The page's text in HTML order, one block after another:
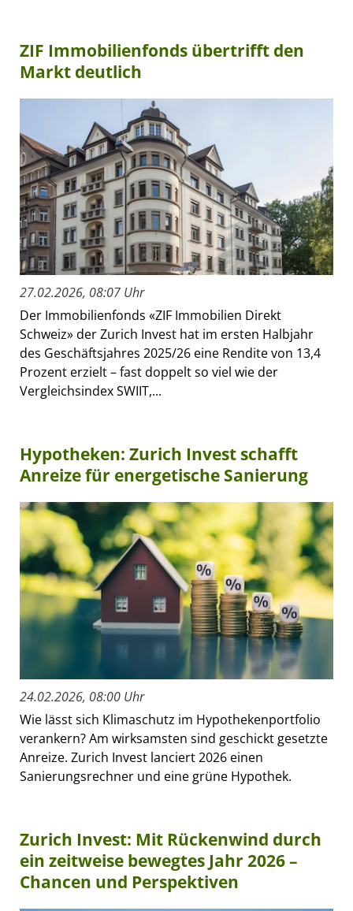
ZIF Immobilienfonds übertrifft den
Markt deutlich
27.02.2026, 08:07 Uhr
Der Immobilienfonds «ZIF Immobilien Direkt
Schweiz» der Zurich Invest hat im ersten Halbjahr
des Geschäftsjahres 2025/26 eine Rendite von 13,4
Prozent erzielt – fast doppelt so viel wie der
Vergleichsindex SWIIT,...
Hypotheken: Zurich Invest schafft
Anreize für energetische Sanierung
24.02.2026, 08:00 Uhr
Wie lässt sich Klimaschutz im Hypothekenportfolio
verankern? Am wirksamsten sind geschickt gesetzte
Anreize. Zurich Invest lanciert 2026 einen
Sanierungsrechner und eine grüne Hypothek.
Zurich Invest: Mit Rückenwind durch
ein zeitweise bewegtes Jahr 2026 –
Chancen und Perspektiven